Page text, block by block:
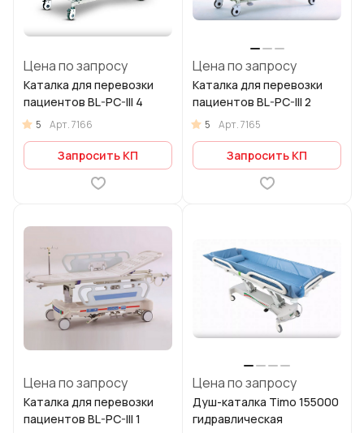
Цена по запросу
Каталка для перевозки
пациентов BL-PC-III 4
5 Арт.7166
Запросить КП
Цена по запросу
Каталка для перевозки
пациентов BL-PC-III 2
5 Арт.7165
Запросить КП
Цена по запросу
Каталка для перевозки
пациентов BL-PC-III 1
Цена по запросу
Душ-каталка Timo 155000
гидравлическая